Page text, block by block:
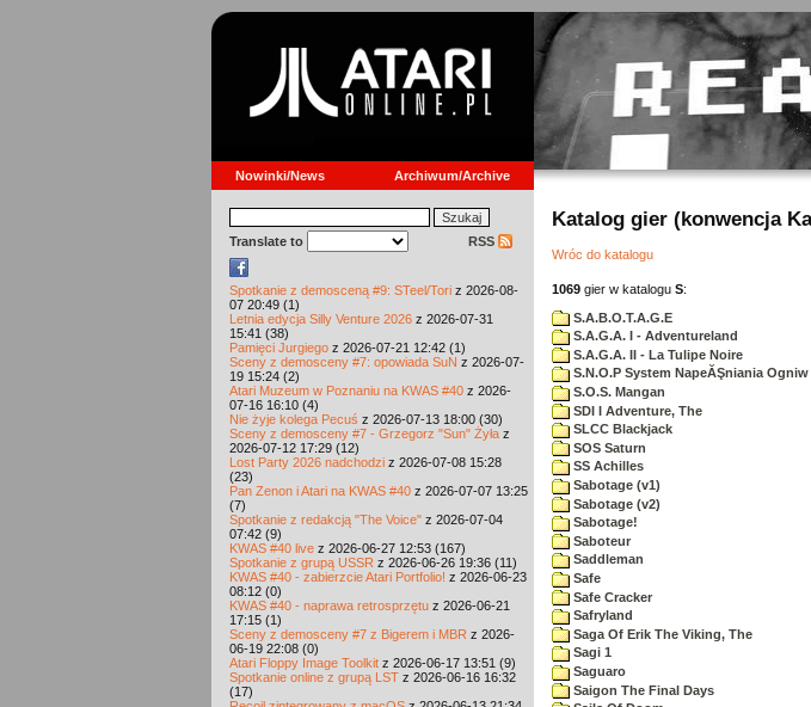
Nowinki/News Archiwum/Archive
Translate to RSS
Spotkanie z demosceną #9: STeel/Tori z 2026-08-
07 20:49 (1)
Letnia edycja Silly Venture 2026 z 2026-07-31
15:41 (38)
Pamięci Jurgiego z 2026-07-21 12:42 (1)
Sceny z demosceny #7: opowiada SuN z 2026-07-
19 15:24 (2)
Atari Muzeum w Poznaniu na KWAS #40 z 2026-
07-16 16:10 (4)
Nie żyje kolega Pecuś z 2026-07-13 18:00 (30)
Sceny z demosceny #7 - Grzegorz "Sun" Żyła z
2026-07-12 17:29 (12)
Lost Party 2026 nadchodzi z 2026-07-08 15:28
(23)
Pan Zenon i Atari na KWAS #40 z 2026-07-07 13:25
(7)
Spotkanie z redakcją "The Voice" z 2026-07-04
07:42 (9)
KWAS #40 live z 2026-06-27 12:53 (167)
Spotkanie z grupą USSR z 2026-06-26 19:36 (11)
KWAS #40 - zabierzcie Atari Portfolio! z 2026-06-23
08:12 (0)
KWAS #40 - naprawa retrosprzętu z 2026-06-21
17:15 (1)
Sceny z demosceny #7 z Bigerem i MBR z 2026-
06-19 22:08 (0)
Atari Floppy Image Toolkit z 2026-06-17 13:51 (9)
Spotkanie online z grupą LST z 2026-06-16 16:32
(17)
Katalog gier (konwencja
Wróc do katalogu
1069 gier w katalogu S:
S.A.B.O.T.A.G.E
S.A.G.A. I - Adventureland
S.A.G.A. II - La Tulipe Noire
S.N.O.P System NapeĂŞniania
S.O.S. Mangan
SDI I Adventure, The
SLCC Blackjack
SOS Saturn
SS Achilles
Sabotage (v1)
Sabotage (v2)
Sabotage!
Saboteur
Saddleman
Safe
Safe Cracker
Safryland
Saga Of Erik The Viking, The
Sagi 1
Saguaro
Saigon The Final Days